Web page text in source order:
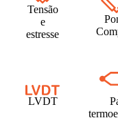
Tensão
e
estresse
LVDT